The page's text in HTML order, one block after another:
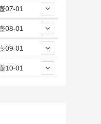
07-01
08-01
09-01
10-01